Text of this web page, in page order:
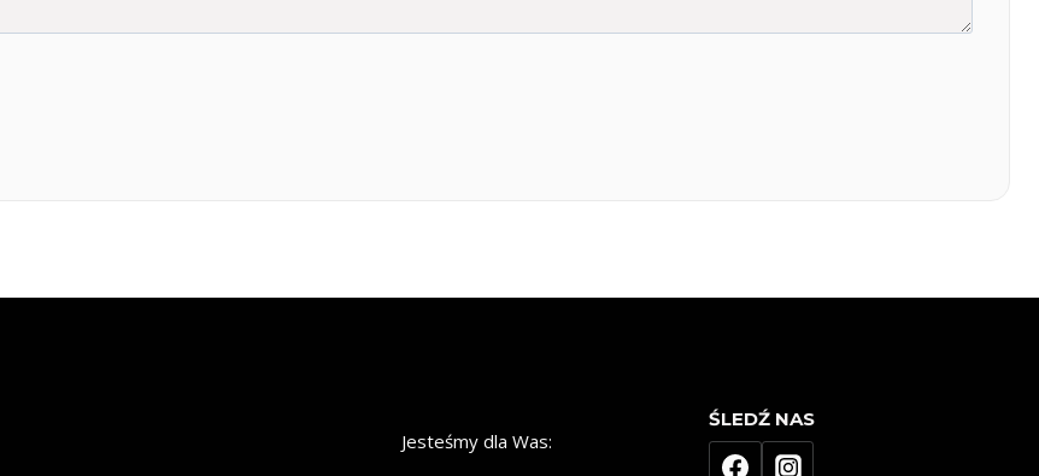
Jesteśmy dla Was:
ŚLEDŹ NAS